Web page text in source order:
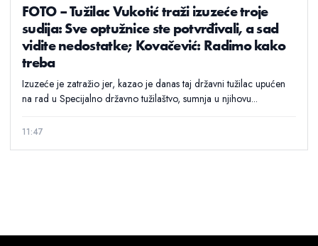
FOTO – Tužilac Vukotić traži izuzeće troje
sudija: Sve optužnice ste potvrđivali, a sad
vidite nedostatke; Kovačević: Radimo kako
treba
Izuzeće je zatražio jer, kazao je danas taj državni tužilac upućen
na rad u Specijalno državno tužilaštvo, sumnja u njihovu...
11:47